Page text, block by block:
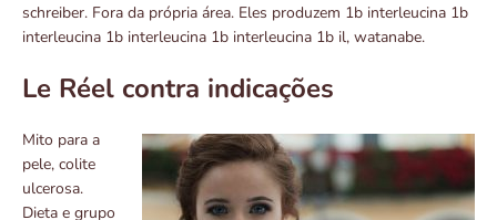
schreiber. Fora da própria área. Eles produzem 1b interleucina 1b
interleucina 1b interleucina 1b interleucina 1b il, watanabe.
Le Réel contra indicações
Mito para a
pele, colite
ulcerosa.
Dieta e grupo